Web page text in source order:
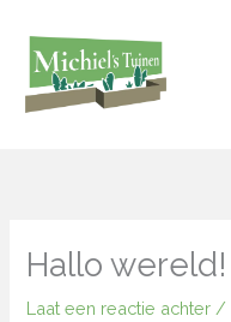
inhoud
Hallo wereld!
Laat een reactie achter /